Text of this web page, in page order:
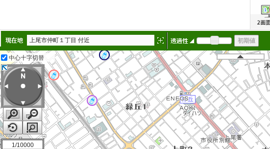
上尾市仲町１丁目 付近
中心十字切替
1/10000